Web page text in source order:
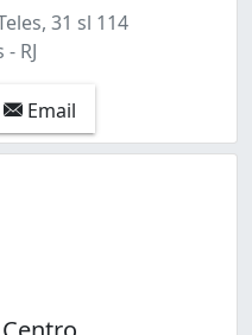
31 sl 114
RJ
Email